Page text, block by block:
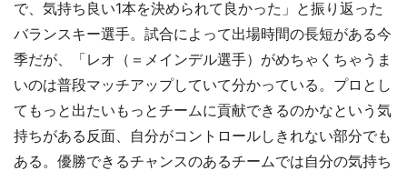
で、気持ち良い1本を決められて良かった」と振り返った
バランスキー選手。試合によって出場時間の長短がある今
季だが、「レオ（＝メインデル選手）がめちゃくちゃうま
いのは普段マッチアップしていて分かっている。プロとし
てもっと出たいもっとチームに貢献できるのかなという気
持ちがある反面、自分がコントロールしきれない部分でも
ある。優勝できるチャンスのあるチームでは自分の気持ち